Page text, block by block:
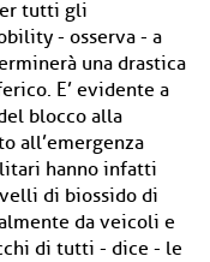
tutti gli
- osserva - a
una drastica
E’ evidente a
blocco alla
all’emergenza
hanno infatti
di biossido di
da veicoli e
di tutti - dice - le